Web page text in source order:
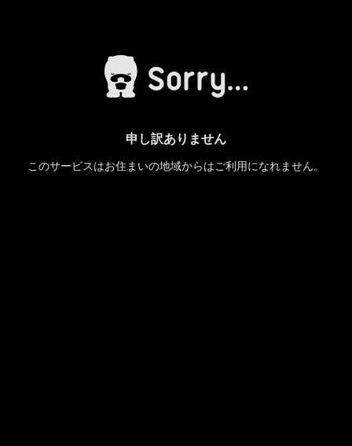
申し訳ありません
このサービスはお住まいの地域からはご利用になれません。